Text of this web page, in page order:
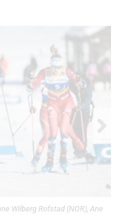
Wilberg Rofstad (NOR), Ane